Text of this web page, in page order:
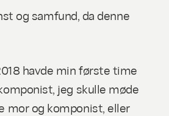
og samfund, da denne
havde min første time
jeg skulle møde
mor og komponist, eller